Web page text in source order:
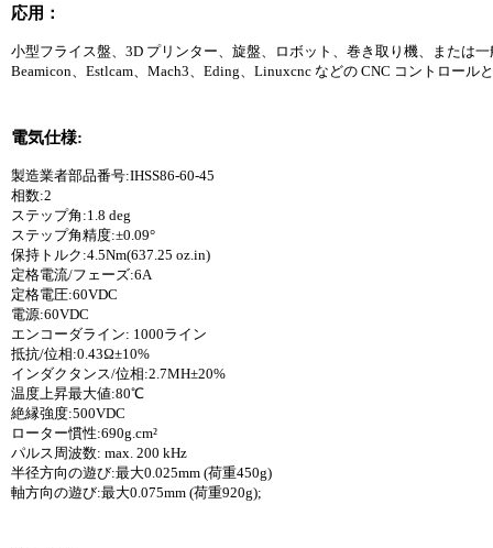
応用：
小型フライス盤、3D プリンター、旋盤、ロボット、巻き取り機、または
Beamicon、Estlcam、Mach3、Eding、Linuxcnc などの CNC コントロール
電気仕様:
製造業者部品番号:IHSS86-60-45
相数:2
ステップ角:1.8 deg
ステップ角精度:±0.09°
保持トルク:4.5Nm(637.25 oz.in)
定格電流/フェーズ:6A
定格電圧:60VDC
電源:60VDC
エンコーダライン: 1000ライン
抵抗/位相:0.43Ω±10%
インダクタンス/位相:2.7MH±20%
温度上昇最大値:80℃
絶縁強度:500VDC
ローター慣性:690g.cm²
パルス周波数: max. 200 kHz
半径方向の遊び:最大0.025mm (荷重450g)
軸方向の遊び:最大0.075mm (荷重920g);